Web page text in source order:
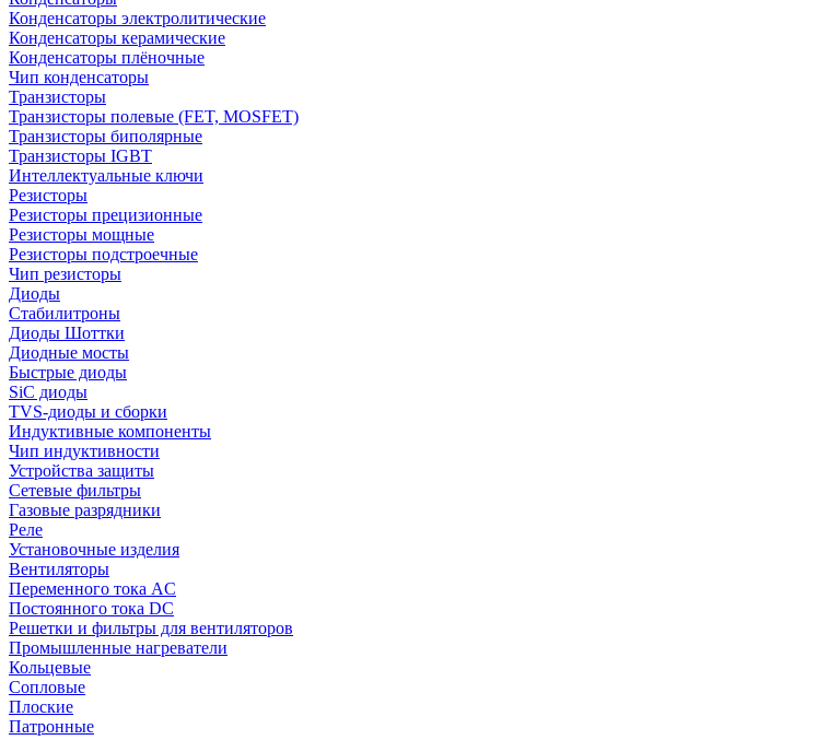
Конденсаторы электролитические
Конденсаторы керамические
Конденсаторы плёночные
Чип конденсаторы
Транзисторы
Транзисторы полевые (FET, MOSFET)
Транзисторы биполярные
Транзисторы IGBT
Интеллектуальные ключи
Резисторы
Резисторы прецизионные
Резисторы мощные
Резисторы подстроечные
Чип резисторы
Диоды
Стабилитроны
Диоды Шоттки
Диодные мосты
Быстрые диоды
SiC диоды
TVS-диоды и сборки
Индуктивные компоненты
Чип индуктивности
Устройства защиты
Сетевые фильтры
Газовые разрядники
Реле
Установочные изделия
Вентиляторы
Переменного тока AC
Постоянного тока DC
Решетки и фильтры для вентиляторов
Промышленные нагреватели
Кольцевые
Сопловые
Плоские
Патронные